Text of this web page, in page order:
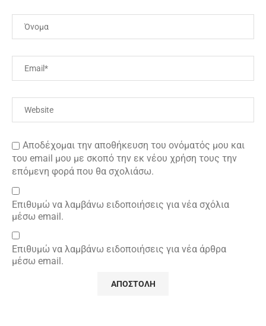
Αποδέχομαι την αποθήκευση του ονόματός μου και
του email μου με σκοπό την εκ νέου χρήση τους την
επόμενη φορά που θα σχολιάσω.
Επιθυμώ να λαμβάνω ειδοποιήσεις για νέα σχόλια
μέσω email.
Επιθυμώ να λαμβάνω ειδοποιήσεις για νέα άρθρα
μέσω email.